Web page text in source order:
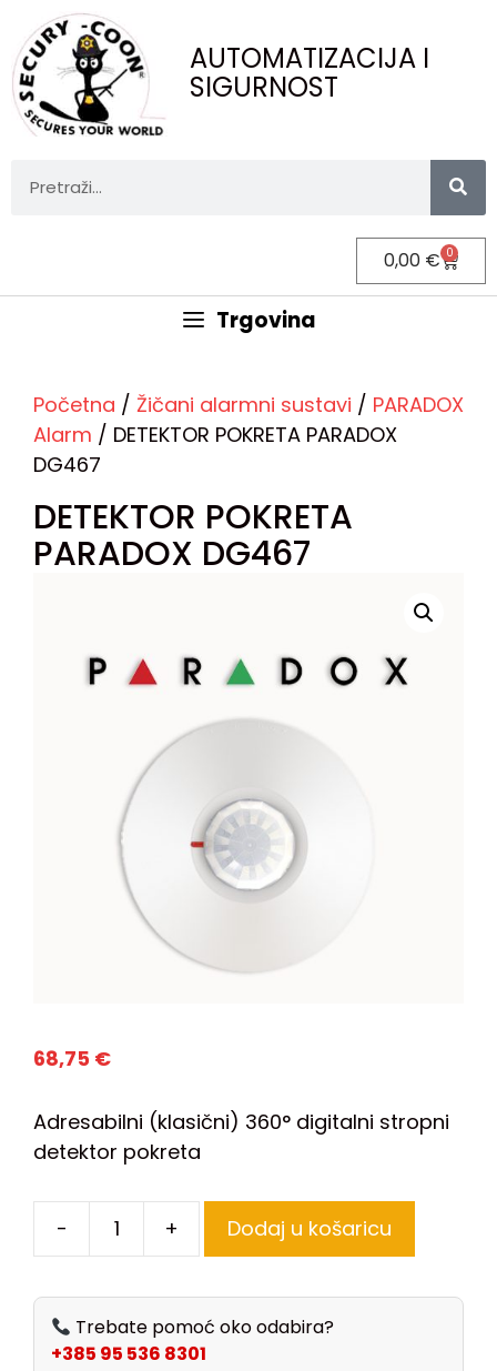
AUTOMATIZACIJA I
SIGURNOST
0,00 € 0
Trgovina
Početna / Žičani alarmni sustavi / PARADOX
Alarm / DETEKTOR POKRETA PARADOX
DG467
DETEKTOR POKRETA
PARADOX DG467
68,75 €
Adresabilni (klasični) 360° digitalni stropni
detektor pokreta
- + Dodaj u košaricu
Trebate pomoć oko odabira?
+385 95 536 8301